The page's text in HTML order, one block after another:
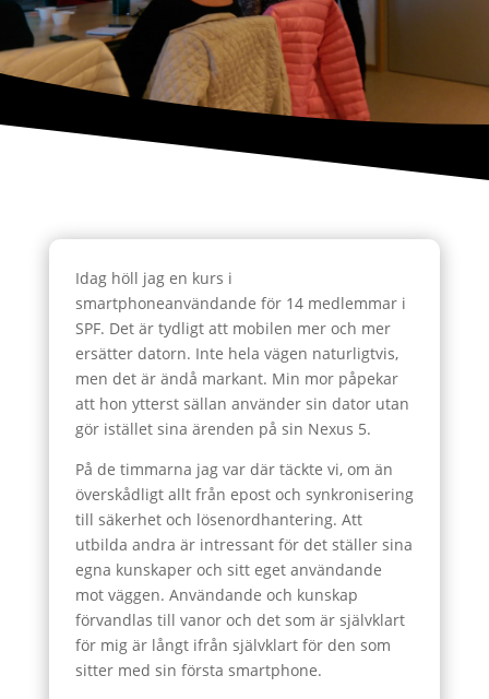
Idag höll jag en kurs i
smartphoneanvändande för 14 medlemmar i
SPF. Det är tydligt att mobilen mer och mer
ersätter datorn. Inte hela vägen naturligtvis,
men det är ändå markant. Min mor påpekar
att hon ytterst sällan använder sin dator utan
gör istället sina ärenden på sin Nexus 5.
På de timmarna jag var där täckte vi, om än
överskådligt allt från epost och synkronisering
till säkerhet och lösenordhantering. Att
utbilda andra är intressant för det ställer sina
egna kunskaper och sitt eget användande
mot väggen. Användande och kunskap
förvandlas till vanor och det som är självklart
för mig är långt ifrån självklart för den som
sitter med sin första smartphone.